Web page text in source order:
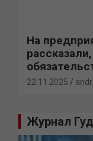
На
22.11.2025
Журнал